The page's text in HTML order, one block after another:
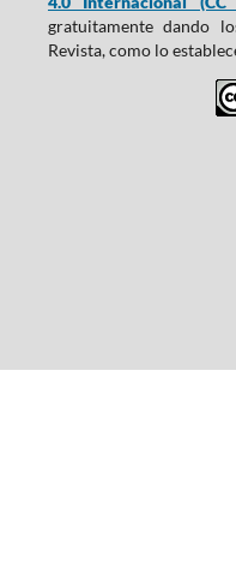
gratuitamente dando
Revista, como lo